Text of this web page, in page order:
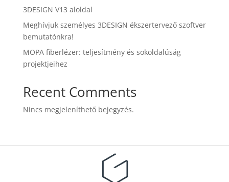
3DESIGN V13 aloldal
Meghívjuk személyes 3DESIGN ékszertervező szoftver
bemutatónkra!
MOPA fiberlézer: teljesítmény és sokoldalúság
projektjeihez
Recent Comments
Nincs megjeleníthető bejegyzés.